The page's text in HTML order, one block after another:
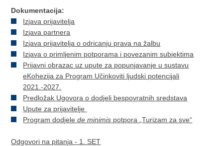
Dokumentacija:
Izjava prijavitelja
Izjava partnera
Izjava prijavitelja o odricanju prava na žalbu
Izjava o primljenim potporama i povezanim subjektima
Prijavni obrazac uz upute za popunjavanje u sustavu
eKohezija za Program Učinkoviti ljudski potencijali
2021.-2027.
Predložak Ugovora o dodjeli bespovratnih sredstava
Upute za prijavitelje
Program dodjelede minimis potpora „Turizam za sve“
Odgovori na pitanja - 1. SET